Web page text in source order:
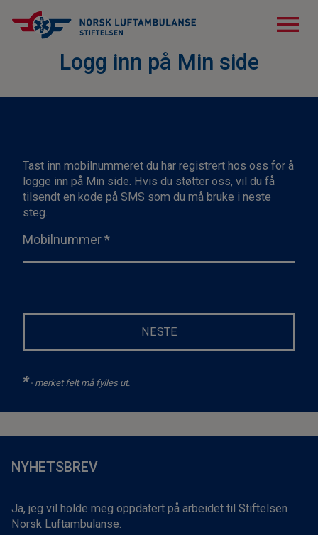
menu
Logg inn på Min side
*- merket felt må fylles ut.
Tast inn mobilnummeret du har registrert hos oss for å
logge inn på Min side. Hvis du støtter oss, vil du få
tilsendt en kode på SMS som du må bruke i neste
steg.
Mobilnummer*
NESTE
NYHETSBREV
Ja, jeg vil holde meg oppdatert på arbeidet til Stiftelsen
Norsk Luftambulanse.